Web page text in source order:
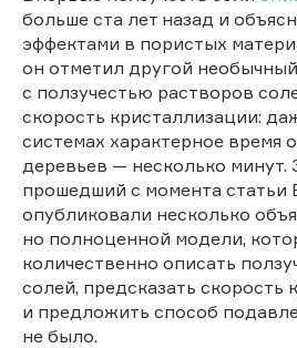
больше ста лет назад и
эффектами в пористых
он отметил другой
с ползучестью растворов
скорость кристаллизации:
системах характерное время
деревьев — несколько минут.
прошедший с момента статьи
опубликовали несколько
но полноценной модели,
количественно описать
солей, предсказать скорость
и предложить способ
не было.